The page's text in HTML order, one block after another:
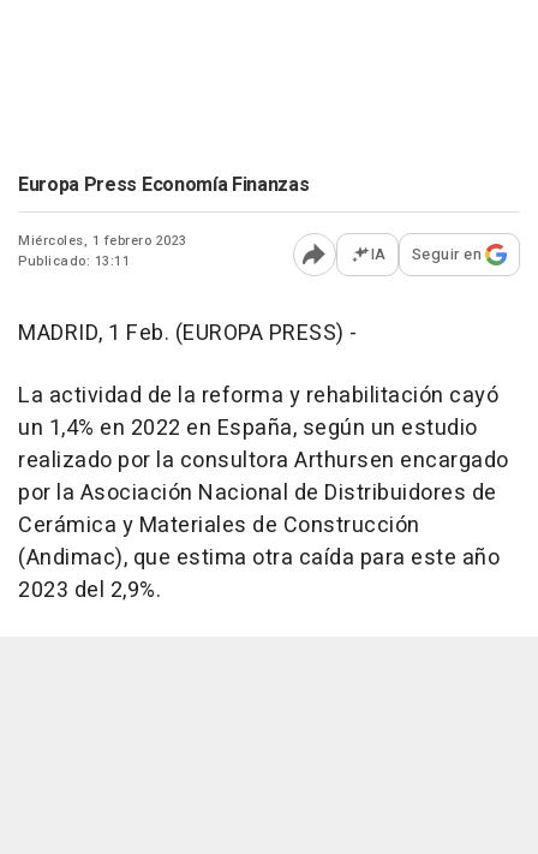
Europa Press Economía Finanzas
Miércoles, 1 febrero 2023
Publicado: 13:11
Abrir opciones para
IA Seguir en
MADRID, 1 Feb. (EUROPA PRESS) -
La actividad de la reforma y rehabilitación cayó
un 1,4% en 2022 en España, según un estudio
realizado por la consultora Arthursen encargado
por la Asociación Nacional de Distribuidores de
Cerámica y Materiales de Construcción
(Andimac), que estima otra caída para este año
2023 del 2,9%.